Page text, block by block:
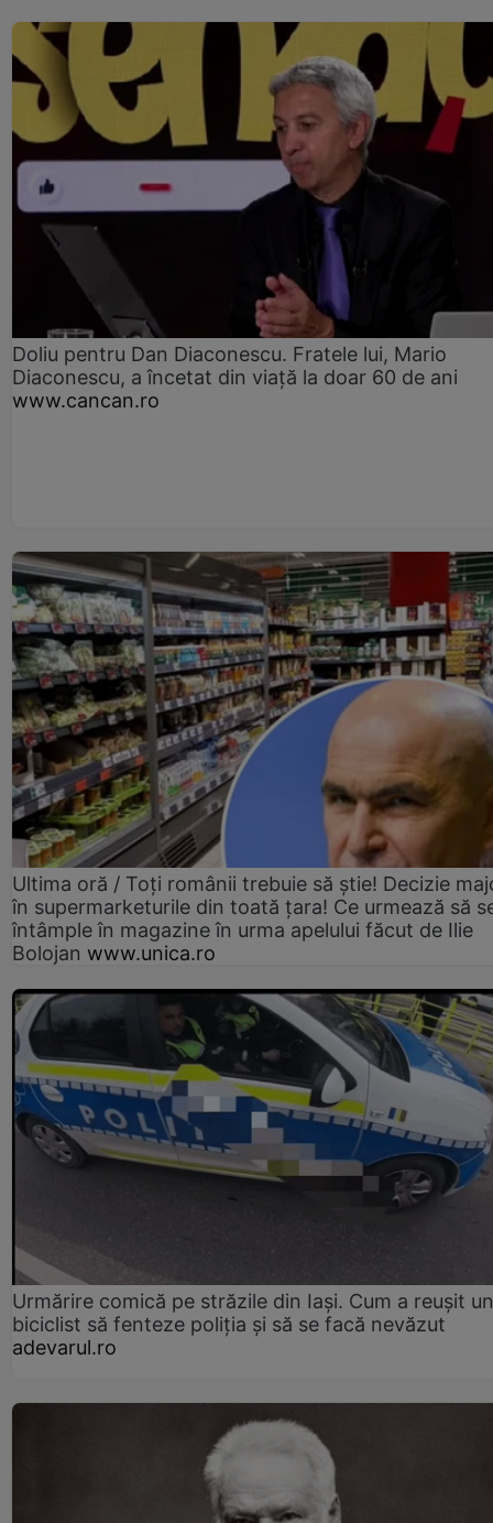
Doliu pentru Dan Diaconescu. Fratele lui, Mario
Diaconescu, a încetat din viață la doar 60 de ani
www.cancan.ro
Ultima oră / Toți românii trebuie să știe! Decizie
în supermarketurile din toată țara! Ce urmează să
întâmple în magazine în urma apelului făcut de Ilie
Bolojan www.unica.ro
Urmărire comică pe străzile din Iași. Cum a reușit un
biciclist să fenteze poliția și să se facă nevăzut
adevarul.ro